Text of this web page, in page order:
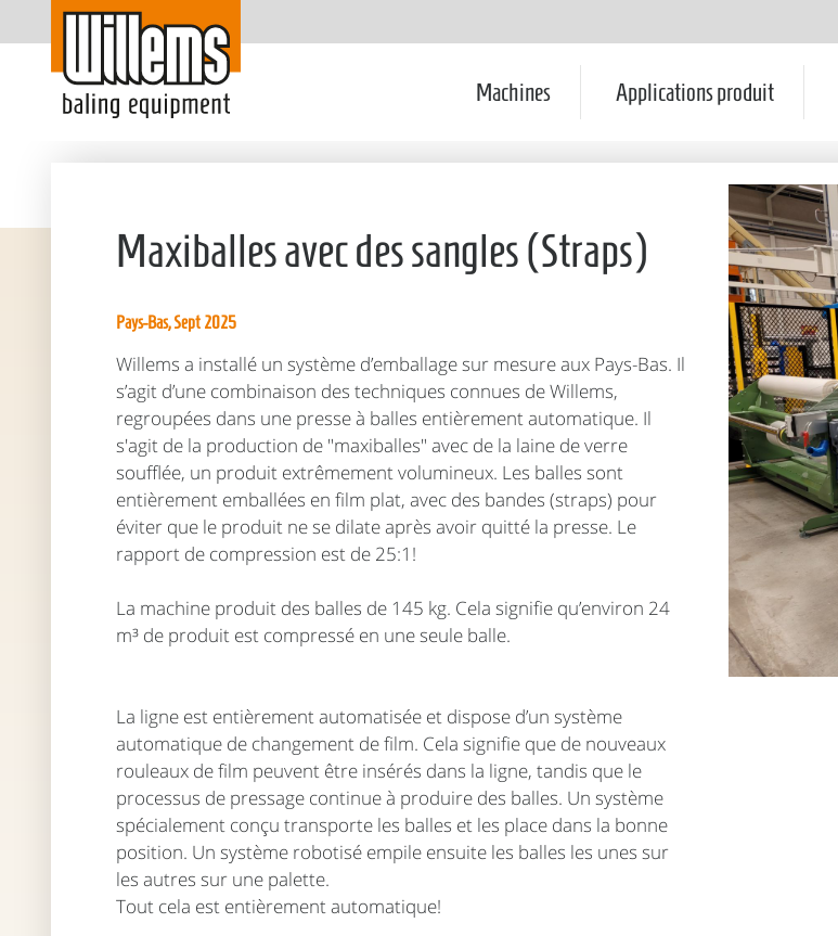
Machines Applications produit
Maxiballes avec des sangles (Straps)
Pays-Bas, Sept 2025
Willems a installé un système d’emballage sur mesure aux Pays-Bas. Il
s’agit d’une combinaison des techniques connues de Willems,
regroupées dans une presse à balles entièrement automatique. Il
s'agit de la production de "maxiballes" avec de la laine de verre
soufflée, un produit extrêmement volumineux. Les balles sont
entièrement emballées en film plat, avec des bandes (straps) pour
éviter que le produit ne se dilate après avoir quitté la presse. Le
rapport de compression est de 25:1!
La machine produit des balles de 145 kg. Cela signifie qu’environ 24
m³ de produit est compressé en une seule balle.
La ligne est entièrement automatisée et dispose d’un système
automatique de changement de film. Cela signifie que de nouveaux
rouleaux de film peuvent être insérés dans la ligne, tandis que le
processus de pressage continue à produire des balles. Un système
spécialement conçu transporte les balles et les place dans la bonne
position. Un système robotisé empile ensuite les balles les unes sur
les autres sur une palette.
Tout cela est entièrement automatique!